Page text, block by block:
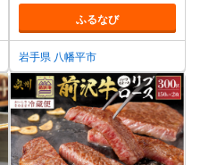
ふるなび
岩手県 八幡平市